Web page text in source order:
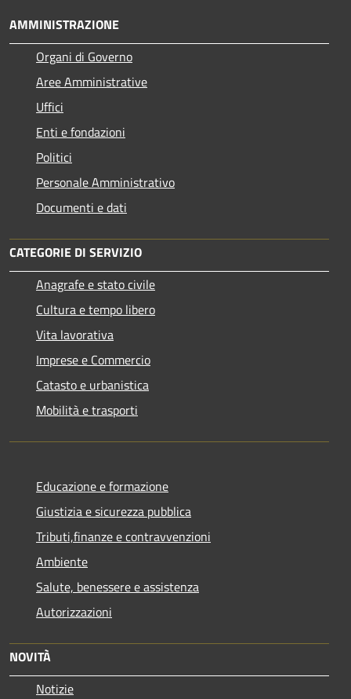
AMMINISTRAZIONE
Organi di Governo
Aree Amministrative
Uffici
Enti e fondazioni
Politici
Personale Amministrativo
Documenti e dati
CATEGORIE DI SERVIZIO
Anagrafe e stato civile
Cultura e tempo libero
Vita lavorativa
Imprese e Commercio
Catasto e urbanistica
Mobilità e trasporti
Educazione e formazione
Giustizia e sicurezza pubblica
Tributi,finanze e contravvenzioni
Ambiente
Salute, benessere e assistenza
Autorizzazioni
NOVITÀ
Notizie